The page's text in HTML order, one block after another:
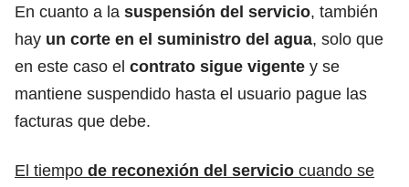
En cuanto a la suspensión del servicio, también
hay un corte en el suministro del agua, solo que
en este caso el contrato sigue vigente y se
mantiene suspendido hasta el usuario pague las
facturas que debe.
El tiempo de reconexión del servicio cuando se